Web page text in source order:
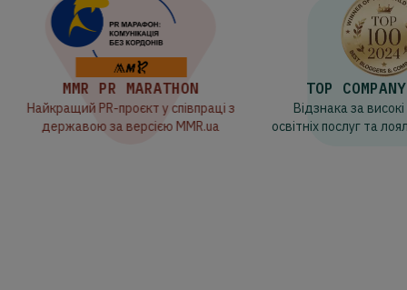
MMR PR MARATHON
PR-проєкт у співпраці з
державою за версією MMR.ua
TOP COMPANY
Відзнака за високі
освітніх послуг та